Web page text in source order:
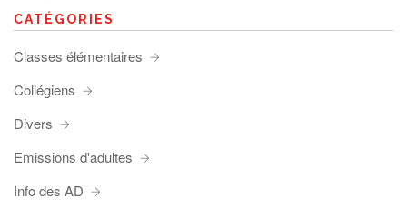
CATÉGORIES
Classes élémentaires
Collégiens
Divers
Emissions d'adultes
Info des AD